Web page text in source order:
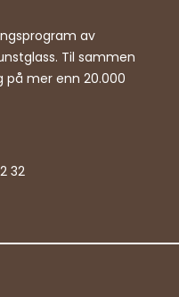
av
Til sammen
mer enn 20.000
32